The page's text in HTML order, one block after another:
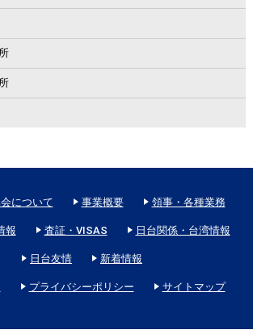
について 事業概要 領事・各種業務
報 査証・VISAS 日台関係・台湾情報
日台友情 新着情報
プライバシーポリシー サイトマップ